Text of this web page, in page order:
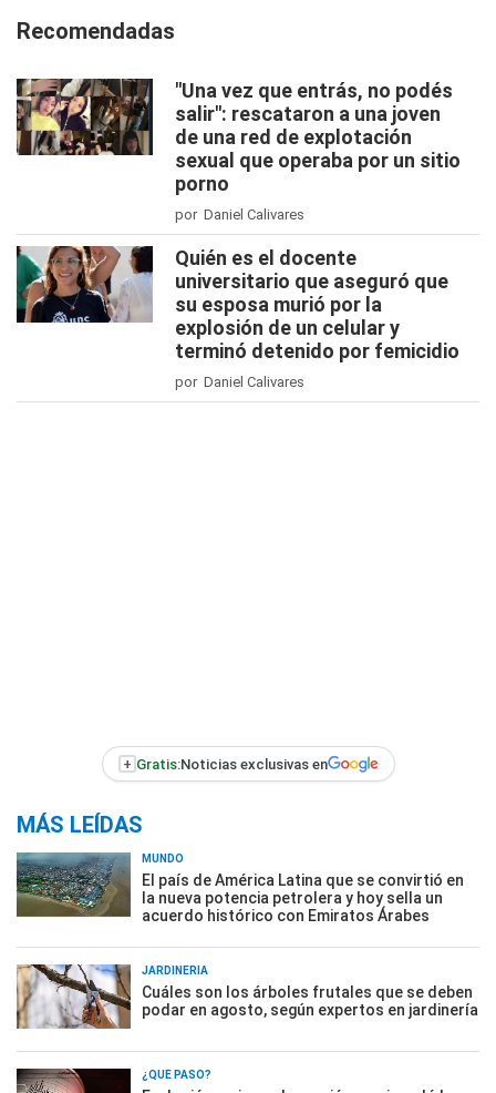
Recomendadas
"Una vez que entrás, no podés
salir": rescataron a una joven
de una red de explotación
sexual que operaba por un sitio
porno
por Daniel Calivares
Quién es el docente
universitario que aseguró que
su esposa murió por la
explosión de un celular y
terminó detenido por femicidio
por Daniel Calivares
+ Gratis:Noticias exclusivas en
MÁS LEÍDAS
MUNDO
El país de América Latina que se convirtió en
la nueva potencia petrolera y hoy sella un
acuerdo histórico con Emiratos Árabes
JARDINERÍA
Cuáles son los árboles frutales que se deben
podar en agosto, según expertos en jardinería
¿QUÉ PASÓ?